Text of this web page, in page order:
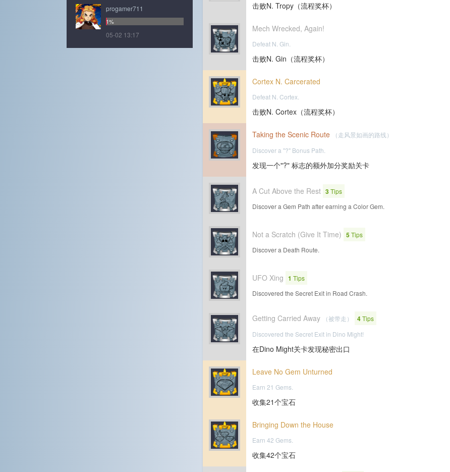
击败N. Tropy（流程奖杯）
Mech Wrecked, Again!
Defeat N. Gin.
击败N. Gin（流程奖杯）
Cortex N. Carcerated
Defeat N. Cortex.
击败N. Cortex（流程奖杯）
Taking the Scenic Route
（走风景如画的路线）
Discover a "?" Bonus Path.
发现一个"?" 标志的额外加分奖励关卡
A Cut Above the Rest 3Tips
Discover a Gem Path after earning a Color Gem.
Not a Scratch (Give It Time) 5Tips
Discover a Death Route.
UFO Xing 1 Tips
Discovered the Secret Exit in Road Crash.
Getting Carried Away （被带走） 4Tips
Discovered the Secret Exit in Dino Might!
在Dino Might关卡发现秘密出口
Leave No Gem Unturned
Earn 21 Gems.
收集21个宝石
Bringing Down the House
Earn 42 Gems.
收集42个宝石
progamer711
1%
05-02 13:17